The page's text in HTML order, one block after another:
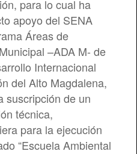
para lo cual ha
apoyo del SENA
Áreas de
–ADA M- de
Internacional
del Alto Magdalena,
suscripción de un
técnica,
para la ejecución
“Escuela Ambiental